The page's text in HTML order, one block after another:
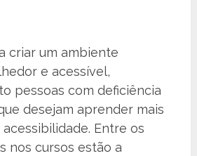
criar um ambiente
e acessível,
pessoas com deficiência
desejam aprender mais
Entre os
nos cursos estão a